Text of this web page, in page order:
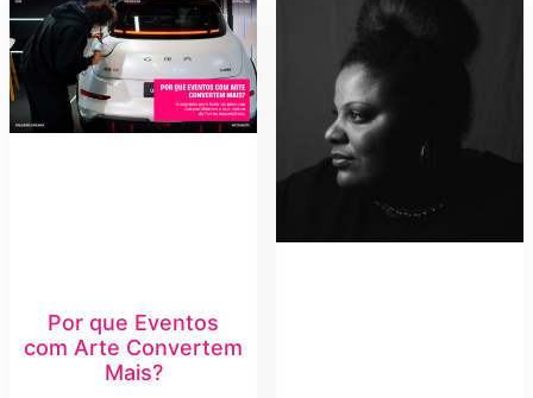
Por que Eventos
com Arte Convertem
Mais?